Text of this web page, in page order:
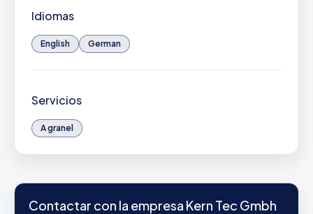
Idiomas
English German
Servicios
A granel
Contactar con la empresa Kern Tec Gmbh